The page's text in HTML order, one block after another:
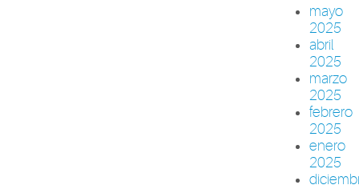
mayo
2025
abril
2025
marzo
2025
febrero
2025
enero
2025